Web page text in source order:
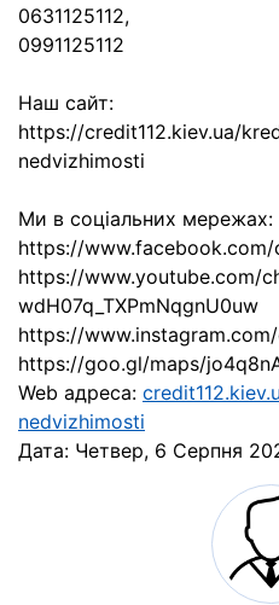
0631125112,
0991125112
Наш сайт:
https://credit112.kiev.ua/
nedvizhimosti
Ми в соціальних мережах:
https://www.facebook.com/
https://www.youtube.com/
wdH07q_TXPmNqgnU0uw
https://
https://goo.gl/maps/
Web адреса:
nedvizhimosti
Дата: Четвер, 6 Серпня